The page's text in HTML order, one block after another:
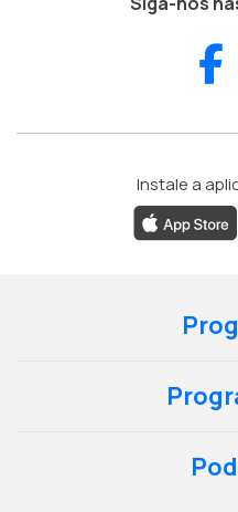
Instale a